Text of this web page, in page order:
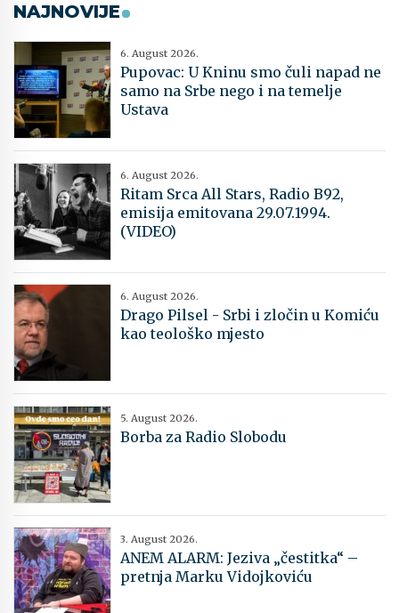
NAJNOVIJE
6. August 2026.
Pupovac: U Kninu smo čuli napad ne
samo na Srbe nego i na temelje
Ustava
6. August 2026.
Ritam Srca All Stars, Radio B92,
emisija emitovana 29.07.1994.
(VIDEO)
6. August 2026.
Drago Pilsel - Srbi i zločin u Komiću
kao teološko mjesto
5. August 2026.
Borba za Radio Slobodu
3. August 2026.
ANEM ALARM: Jeziva „čestitka“ –
pretnja Marku Vidojkoviću